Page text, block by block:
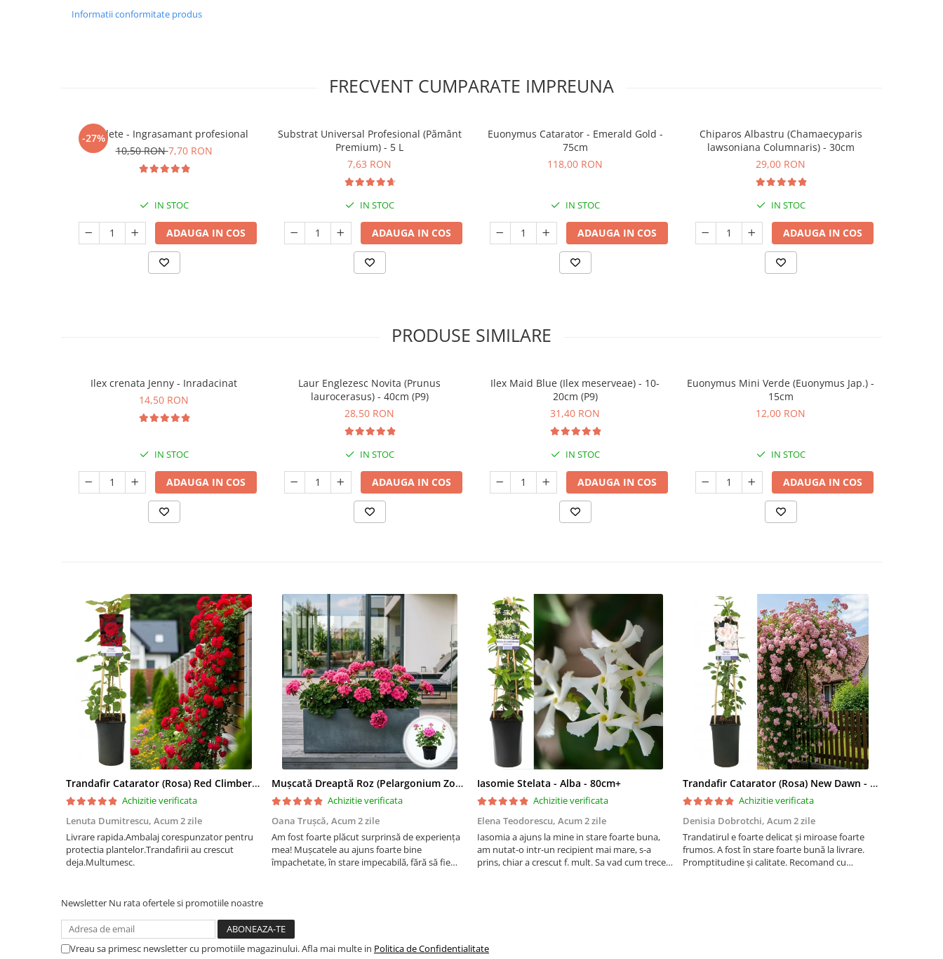
Informatii conformitate produs
FRECVENT CUMPARATE IMPREUNA
-27%
5 Tablete - Ingrasamant profesional
10,50 RON7,70 RON
IN STOC
ADAUGA IN COS
Substrat Universal Profesional (Pământ
Premium) - 5 L
7,63 RON
IN STOC
ADAUGA IN COS
Euonymus Catarator - Emerald Gold -
75cm
118,00 RON
IN STOC
ADAUGA IN COS
Chiparos Albastru (Chamaecyparis
lawsoniana Columnaris) - 30cm
29,00 RON
IN STOC
ADAUGA IN COS
PRODUSE SIMILARE
Ilex crenata Jenny - Inradacinat
14,50 RON
IN STOC
ADAUGA IN COS
Laur Englezesc Novita (Prunus
laurocerasus) - 40cm (P9)
28,50 RON
IN STOC
ADAUGA IN COS
Ilex Maid Blue (Ilex meserveae) - 10-
20cm (P9)
31,40 RON
IN STOC
ADAUGA IN COS
Euonymus Mini Verde (Euonymus Jap.) -
15cm
12,00 RON
IN STOC
ADAUGA IN COS
Trandafir Catarator (Rosa) Red Climber - 75cm
Achizitie verificata
Lenuta Dumitrescu, Acum 2 zile
Livrare rapida.Ambalaj corespunzator pentru
protectia plantelor.Trandafirii au crescut
deja.Multumesc.
Mușcată Dreaptă Roz (Pelargonium Zonale)
Achizitie verificata
Oana Trușcă, Acum 2 zile
Am fost foarte plăcut surprinsă de experiența
mea! Mușcatele au ajuns foarte bine
împachetate, în stare impecabilă, fără să fie
Iasomie Stelata - Alba - 80cm+
Achizitie verificata
Elena Teodorescu, Acum 2 zile
Iasomia a ajuns la mine in stare foarte buna,
am nutat-o intr-un recipient mai mare, s-a
prins, chiar a crescut f. mult. Sa vad cum trece
Trandafir Catarator (Rosa) New Dawn - 75cm
Achizitie verificata
Denisia Dobrotchi, Acum 2 zile
Trandatirul e foarte delicat și miroase foarte
frumos. A fost în stare foarte bună la livrare.
Promptitudine și calitate. Recomand cu
Newsletter Nu rata ofertele si promotiile noastre
Vreau sa primesc newsletter cu promotiile magazinului. Afla mai multe in Politica de Confidentialitate